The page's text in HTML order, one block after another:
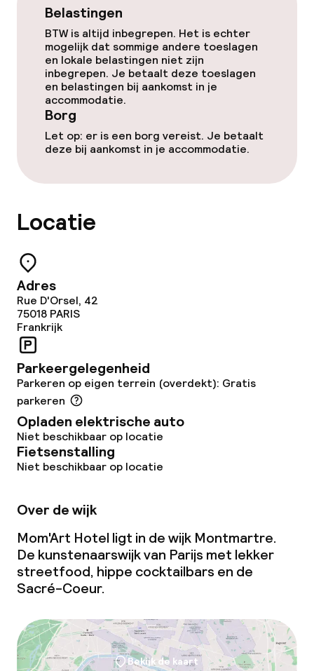
Lunch à la carte
Diner à la carte
Dieetopties
Vegetarische opties
Wasservice
Beleid
Borg bij aankomst
Belastingen
BTW is altijd inbegrepen. Het is echter
mogelijk dat sommige andere toeslagen
en lokale belastingen niet zijn
inbegrepen. Je betaalt deze toeslagen
en belastingen bij aankomst in je
accommodatie.
Borg
Let op: er is een borg vereist. Je betaalt
deze bij aankomst in je accommodatie.
Locatie
Adres
Rue D'Orsel, 42
75018 PARIS
Frankrijk
Parkeergelegenheid
Parkeren op eigen terrein (overdekt): Gratis
parkeren
Opladen elektrische auto
Niet beschikbaar op locatie
Fietsenstalling
Niet beschikbaar op locatie
Over de wijk
Mom'Art Hotel ligt in de wijk Montmartre.
De kunstenaarswijk van Parijs met lekker
streetfood, hippe cocktailbars en de
Sacré-Coeur.
Bekijk de kaart